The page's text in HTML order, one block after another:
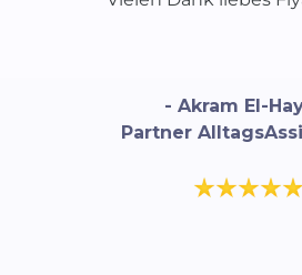
- Akram El-
Partner